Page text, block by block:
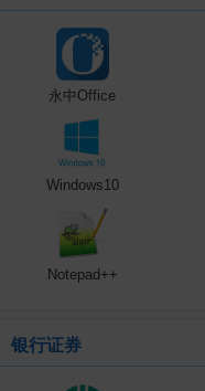
猎豹安全浏览器
InternetExplorer9
鲁大师
腾讯视频
永中Office
Windows10
Notepad++
银行证券